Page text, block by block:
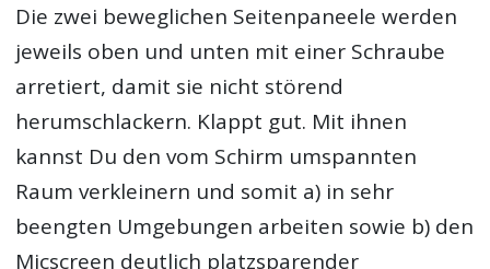
Die zwei beweglichen Seitenpaneele werden
jeweils oben und unten mit einer Schraube
arretiert, damit sie nicht störend
herumschlackern. Klappt gut. Mit ihnen
kannst Du den vom Schirm umspannten
Raum verkleinern und somit a) in sehr
beengten Umgebungen arbeiten sowie b) den
Micscreen deutlich platzsparender